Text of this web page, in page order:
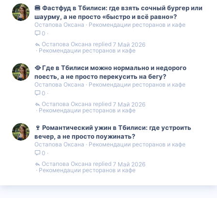
🍔 Фастфуд в Тбилиси: где взять сочный бургер или
шаурму, а не просто «быстро и всё равно»?
Остапова Оксана
Рекомендации ресторанов и кафе
0
Рекомендации ресторанов и кафе
7 Май 2026
Остапова Оксана
🥘 Где в Тбилиси можно нормально и недорого
поесть, а не просто перекусить на бегу?
Остапова Оксана
Рекомендации ресторанов и кафе
0
Рекомендации ресторанов и кафе
7 Май 2026
Остапова Оксана
🍷 Романтический ужин в Тбилиси: где устроить
вечер, а не просто поужинать?
Остапова Оксана
Рекомендации ресторанов и кафе
0
Рекомендации ресторанов и кафе
7 Май 2026
Остапова Оксана